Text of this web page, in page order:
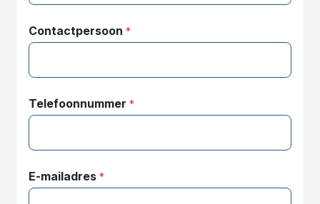
Contactpersoon *
Telefoonnummer *
E-mailadres *